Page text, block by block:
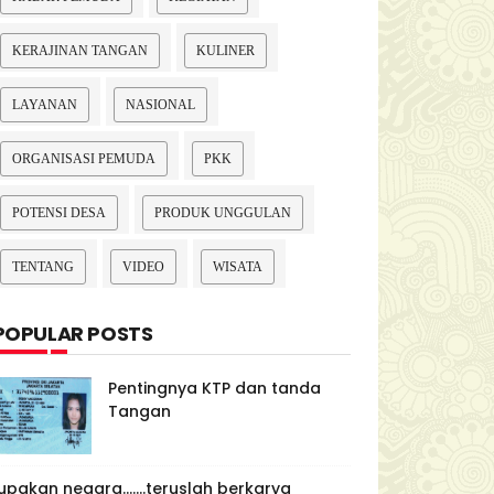
KERAJINAN TANGAN KULINER
LAYANAN NASIONAL
ORGANISASI PEMUDA PKK
POTENSI DESA PRODUK UNGGULAN
TENTANG VIDEO WISATA
POSTS
Pentingnya KTP dan tanda
Tangan
negara.......teruslah berkarya